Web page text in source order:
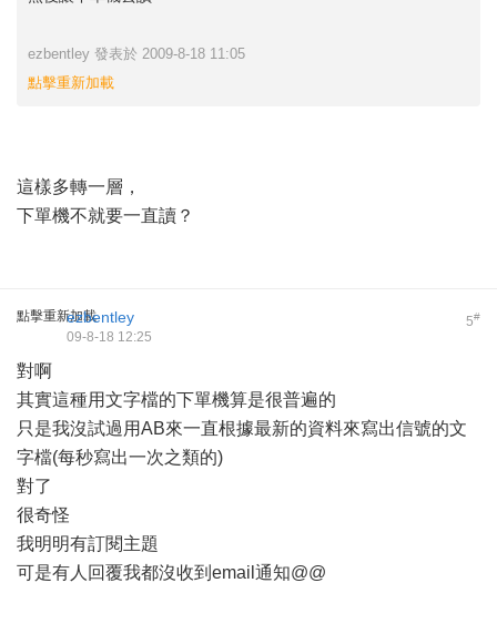
ezbentley 發表於 2009-8-18 11:05
點擊重新加載
這樣多轉一層，
下單機不就要一直讀？
點擊重新加載 5#
ezbentley
09-8-18 12:25
對啊
其實這種用文字檔的下單機算是很普遍的
只是我沒試過用AB來一直根據最新的資料來寫出信號的文
字檔(每秒寫出一次之類的)
對了
很奇怪
我明明有訂閱主題
可是有人回覆我都沒收到email通知@@